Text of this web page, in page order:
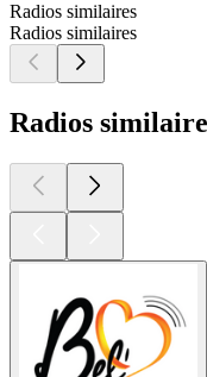
Radios similaires
Radios similaires
Radios